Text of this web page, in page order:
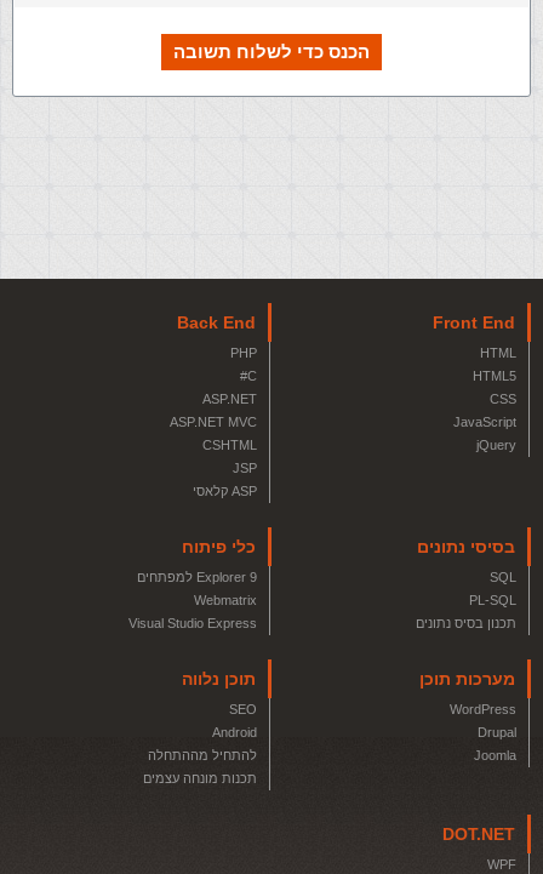
הכנס כדי לשלוח תשובה
Front End
HTML
HTML5
CSS
JavaScript
jQuery
Back End
PHP
C#
ASP.NET
ASP.NET MVC
CSHTML
JSP
ASP קלאסי
בסיסי נתונים
SQL
PL-SQL
תכנון בסיס נתונים
כלי פיתוח
Explorer 9 למפתחים
Webmatrix
Visual Studio Express
מערכות תוכן
WordPress
Drupal
Joomla
תוכן נלווה
SEO
Android
להתחיל מההתחלה
תכנות מונחה עצמים
DOT.NET
WPF